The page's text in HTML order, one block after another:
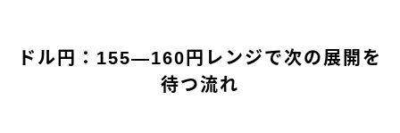
ドル円：155―160円レンジで次の展開を
待つ流れ